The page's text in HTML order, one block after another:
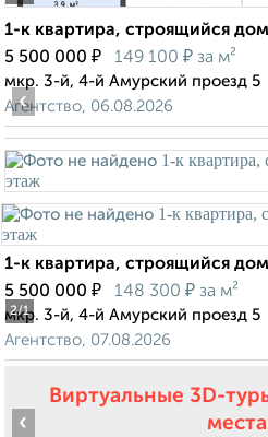
1-к квартира, строящийся
5 500 000 ₽ 149 100 ₽ за м²
мкр. 3-й, 4-й Амурский проезд 5
Агентство, 06.08.2026
2/1
‹
1-к квартира, строящийся
5 500 000 ₽ 148 300 ₽ за м²
мкр. 3-й, 4-й Амурский проезд 5
Агентство, 07.08.2026
Виртуальные 3D-
‹